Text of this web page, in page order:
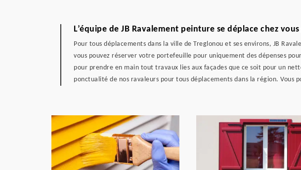
L’équipe de JB Ravalement peinture se déplace chez
Pour tous déplacements dans la ville de Treglonou et ses environs, JB
vous pouvez réserver votre portefeuille pour uniquement des dépenses
pour prendre en main tout travaux lies aux façades que ce soit pour un
ponctualité de nos ravaleurs pour tous déplacements dans la région.